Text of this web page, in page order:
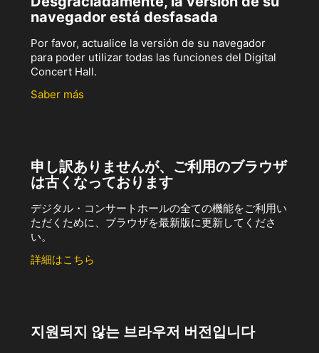
navegador está desfasada
Por favor, actualice la versión de su navegador
para poder utilizar todas las funciones del Digital
Concert Hall.
Saber más
申し訳ありませんが、ご利用のブラウザ
は古くなっております
デジタル・コンサートホールの全ての機能をご利用い
ただくために、ブラウザを最新版に更新してくださ
い。
詳細はこちら
지원되지 않는 브라우저 버전입니다